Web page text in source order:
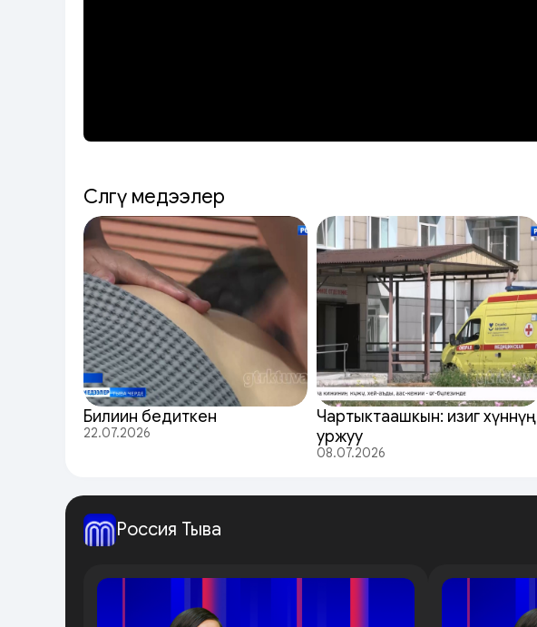
Сөөлгү медээлер
Билиин бедиткен
22.07.2026
Чартыктаашкын: изиг хүннүң
уржуу
08.07.2026
Россия Тыва